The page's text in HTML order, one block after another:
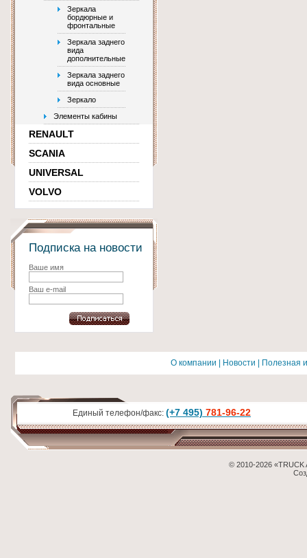
Зеркала
бордюрные и
фронтальные
Зеркала заднего
вида
дополнительные
Зеркала заднего
вида основные
Зеркало
Элементы кабины
RENAULT
SCANIA
UNIVERSAL
VOLVO
Подписка на новости
Ваше имя
Ваш e-mail
О компании Новости Полезная
Единый телефон/факс: (+7 495) 781-96-22
© 2010-2026